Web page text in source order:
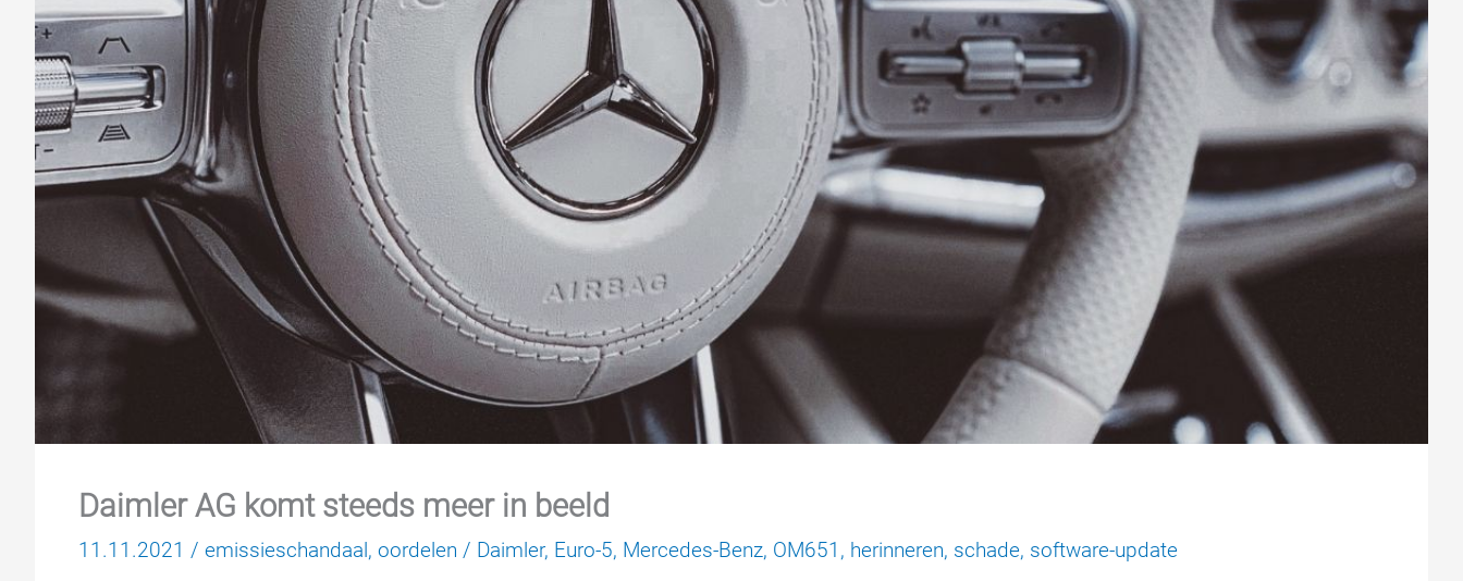
Daimler AG komt steeds meer in beeld
11.11.2021 / emissieschandaal, oordelen / Daimler, Euro-5, Mercedes-Benz, OM651 , herinneren, schade, software-update